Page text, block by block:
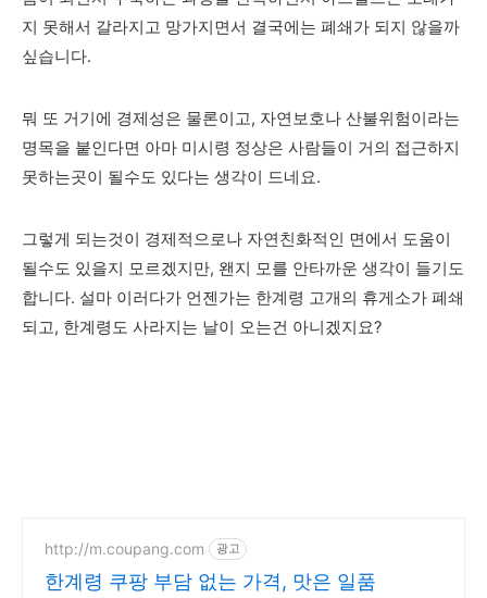
지 못해서 갈라지고 망가지면서 결국에는 폐쇄가 되지 않을까
싶습니다.
뭐 또 거기에 경제성은 물론이고, 자연보호나 산불위험이라는
명목을 붙인다면 아마 미시령 정상은 사람들이 거의 접근하지
못하는곳이 될수도 있다는 생각이 드네요.
그렇게 되는것이 경제적으로나 자연친화적인 면에서 도움이
될수도 있을지 모르겠지만, 왠지 모를 안타까운 생각이 들기도
합니다. 설마 이러다가 언젠가는 한계령 고개의 휴게소가 폐쇄
되고, 한계령도 사라지는 날이 오는건 아니겠지요?
http://m.coupang.com 광고
한계령 쿠팡 부담 없는 가격, 맛은 일품